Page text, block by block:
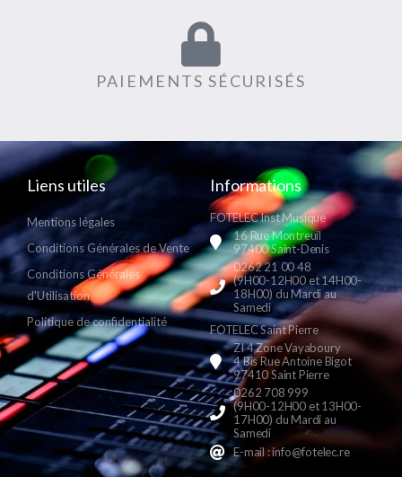
PAIEMENTS SÉCURISÉS
Liens utiles
Mentions légales
Conditions Générales de Vente
Conditions Générales
d'Utilisation
Politique de confidentialité
Informations
FOTELEC Inst Musique
16 Rue Montreuil
97400 Saint-Denis
0262 21 00 48
(9H00-12H00 et 14H00-
18H00) du Mardi au
Samedi
FOTELEC Saint Pierre
ZI 4 Zone Vayaboury
4 Bis Rue Antoine Bigot
97410 Saint Pierre
0262 708 999
(9H00-12H00 et 13H00-
17H00) du Mardi au
Samedi
E-mail : info@fotelec.re